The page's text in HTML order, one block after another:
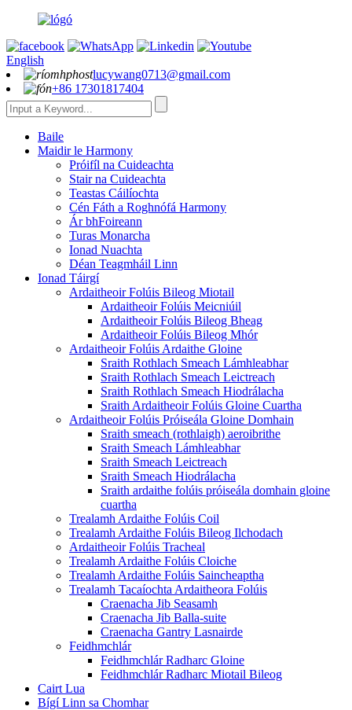
English
lucywang0713@gmail.com
+86 17301817404
Baile
Maidir le Harmony
Próifíl na Cuideachta
Stair na Cuideachta
Teastas Cáilíochta
Cén Fáth a Roghnófá Harmony
Ár bhFoireann
Turas Monarcha
Ionad Nuachta
Déan Teagmháil Linn
Ionad Táirgí
Ardaitheoir Folúis Bileog Miotail
Ardaitheoir Folúis Meicniúil
Ardaitheoir Folúis Bileog Bheag
Ardaitheoir Folúis Bileog Mhór
Ardaitheoir Folúis Ardaithe Gloine
Sraith Rothlach Smeach Lámhleabhar
Sraith Rothlach Smeach Leictreach
Sraith Rothlach Smeach Hiodrálacha
Sraith Ardaitheoir Folúis Gloine Cuartha
Ardaitheoir Folúis Próiseála Gloine Domhain
Sraith smeach (rothlaigh) aeroibrithe
Sraith Smeach Lámhleabhar
Sraith Smeach Leictreach
Sraith Smeach Hiodrálacha
Sraith ardaithe folúis próiseála domhain gloine
cuartha
Trealamh Ardaithe Folúis Coil
Trealamh Ardaithe Folúis Bileog Ilchodach
Ardaitheoir Folúis Tracheal
Trealamh Ardaithe Folúis Cloiche
Trealamh Ardaithe Folúis Saincheaptha
Trealamh Tacaíochta Ardaitheora Folúis
Craenacha Jib Seasamh
Craenacha Jib Balla-suite
Craenacha Gantry Lasnairde
Feidhmchlár
Feidhmchlár Radharc Gloine
Feidhmchlár Radharc Miotail Bileog
Cairt Lua
Bígí Linn sa Chomhar